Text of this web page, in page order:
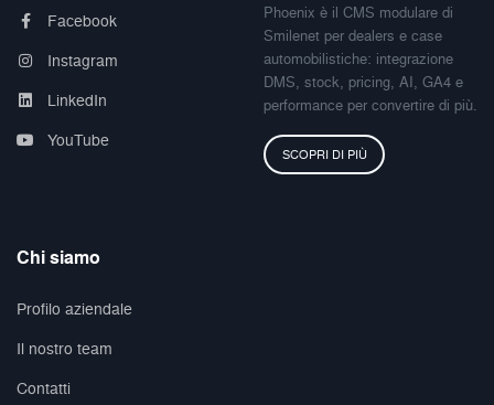
Facebook
Instagram
LinkedIn
YouTube
Phoenix è il CMS modulare di
Smilenet per dealers e case
automobilistiche: integrazione
DMS, stock, pricing, AI, GA4 e
performance per convertire di più.
SCOPRI DI PIÙ
Chi siamo
Profilo aziendale
Il nostro team
Contatti